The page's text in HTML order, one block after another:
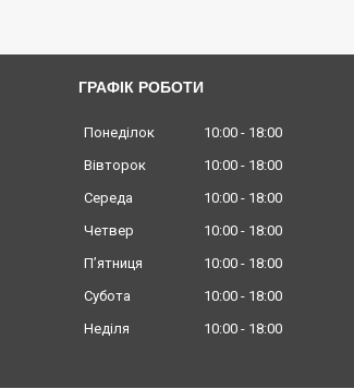
ГРАФІК РОБОТИ
Понеділок 10:00
18:00
Вівторок
10:00
18:00
Середа
10:00
18:00
Четвер
10:00
18:00
Пʼятниця
10:00
18:00
Субота
10:00
18:00
Неділя
10:00 18:00